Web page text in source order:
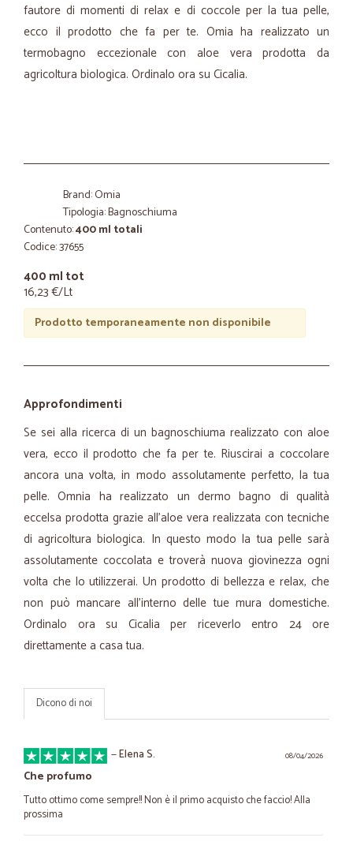
fautore di momenti di relax e di coccole per la tua pelle,
ecco il prodotto che fa per te. Omia ha realizzato un
termobagno eccezionale con aloe vera prodotta da
agricoltura biologica. Ordinalo ora su Cicalia.
Brand: Omia
Tipologia: Bagnoschiuma
Contenuto:400 ml totali
Codice: 37655
400 ml tot
16,23 €/Lt
Prodotto temporaneamente non disponibile
Approfondimenti
Se sei alla ricerca di un bagnoschiuma realizzato con aloe
vera, ecco il prodotto che fa per te. Riuscirai a coccolare
ancora una volta, in modo assolutamente perfetto, la tua
pelle. Omnia ha realizzato un dermo bagno di qualità
eccelsa prodotta grazie all'aloe vera realizzata con tecniche
di agricoltura biologica. In questo modo la tua pelle sarà
assolutamente coccolata e troverà nuova giovinezza ogni
volta che lo utilizzerai. Un prodotto di bellezza e relax, che
non può mancare all’interno delle tue mura domestiche.
Ordinalo ora su Cicalia per riceverlo entro 24 ore
direttamente a casa tua.
Dicono di noi
08/04/2026
—Elena S.
Che profumo
Tutto ottimo come sempre!! Non è il primo acquisto che faccio! Alla
prossima